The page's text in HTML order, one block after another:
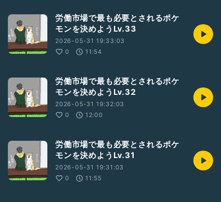
労働市場で最も必要とされるポケ
モンを決めようLv.33
2026-05-31 19:33:03
0
11:54
労働市場で最も必要とされるポケ
モンを決めようLv.32
2026-05-31 19:32:03
0
12:00
労働市場で最も必要とされるポケ
モンを決めようLv.31
2026-05-31 19:31:03
0
11:55